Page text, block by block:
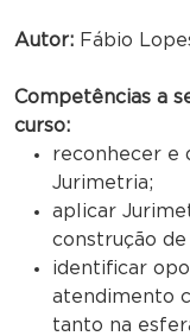
Autor: Fábio
Competências a
curso:
reconhecer e
Jurimetria;
aplicar
construção
identificar
atendimento
tanto na